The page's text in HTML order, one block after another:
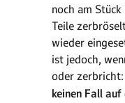
noch am
Teile
wieder
ist jedoch,
oder zerbricht:
keinen Fall